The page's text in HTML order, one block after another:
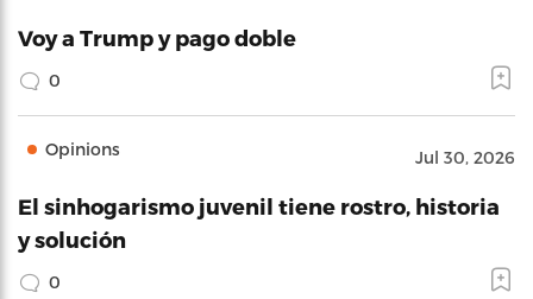
Voy a Trump y pago doble
0
Opinions Jul 30, 2026
El sinhogarismo juvenil tiene rostro, historia
y solución
0